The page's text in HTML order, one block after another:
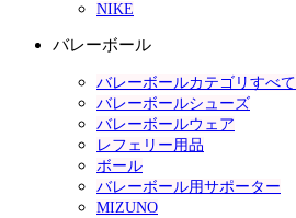
NIKE
バレーボール
バレーボールカテゴリすべて
バレーボールシューズ
バレーボールウェア
レフェリー用品
ボール
バレーボール用サポーター
MIZUNO